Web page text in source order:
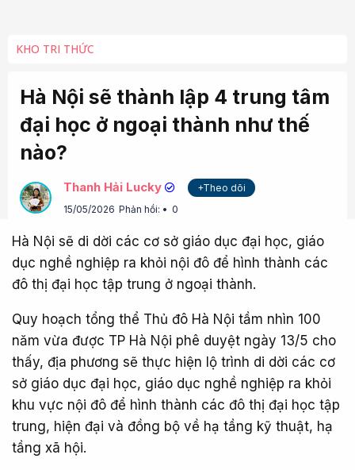
KHO TRI THỨC
Hà Nội sẽ thành lập 4 trung tâm
đại học ở ngoại thành như thế
nào?
Thanh Hải Lucky
+Theo dõi
15/05/2026 Phản hồi: 0
Hà Nội sẽ di dời các cơ sở giáo dục đại học, giáo
dục nghề nghiệp ra khỏi nội đô để hình thành các
đô thị đại học tập trung ở ngoại thành.
Quy hoạch tổng thể Thủ đô Hà Nội tầm nhìn 100
năm vừa được TP Hà Nội phê duyệt ngày 13/5 cho
thấy, địa phương sẽ thực hiện lộ trình di dời các cơ
sở giáo dục đại học, giáo dục nghề nghiệp ra khỏi
khu vực nội đô để hình thành các đô thị đại học tập
trung, hiện đại và đồng bộ về hạ tầng kỹ thuật, hạ
tầng xã hội.